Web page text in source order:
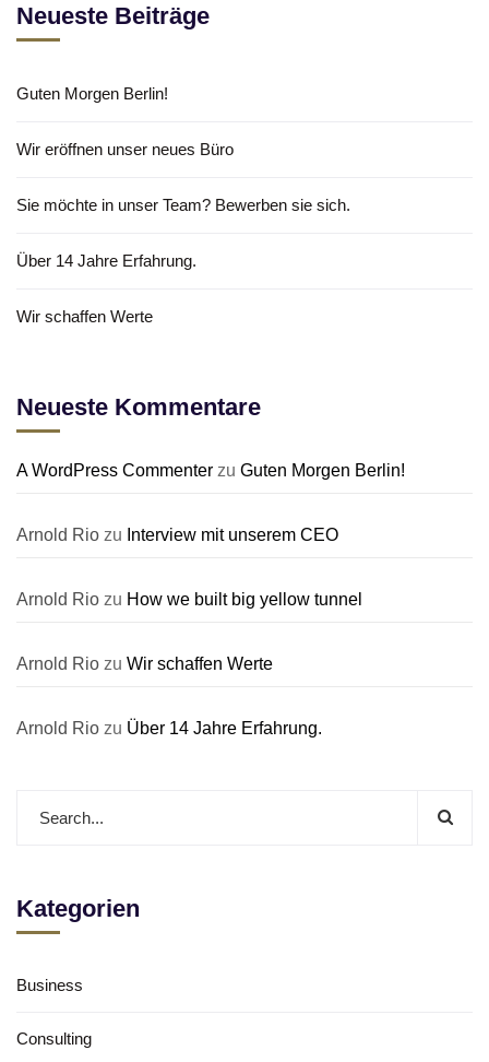
Neueste Beiträge
Guten Morgen Berlin!
Wir eröffnen unser neues Büro
Sie möchte in unser Team? Bewerben sie sich.
Über 14 Jahre Erfahrung.
Wir schaffen Werte
Neueste Kommentare
A WordPress Commenter zu Guten Morgen Berlin!
Arnold Rio zu Interview mit unserem CEO
Arnold Rio zu How we built big yellow tunnel
Arnold Rio zu Wir schaffen Werte
Arnold Rio zu Über 14 Jahre Erfahrung.
Kategorien
Business
Consulting